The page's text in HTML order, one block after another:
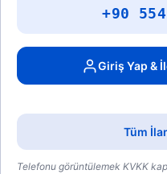
+90
Giriş Yap &
Tüm
Telefonu görüntülemek KVKK